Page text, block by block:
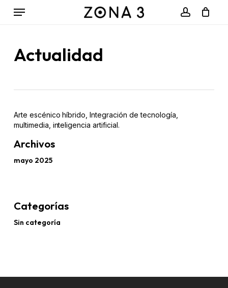
Menu
Actualidad
Arte escénico híbrido, Integración de tecnología,
multimedia, inteligencia artificial.
Archivos
mayo 2025
Categorías
Sin categoría